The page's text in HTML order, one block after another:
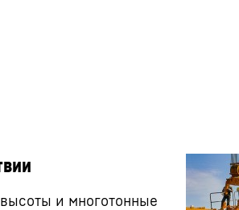
и многотонные